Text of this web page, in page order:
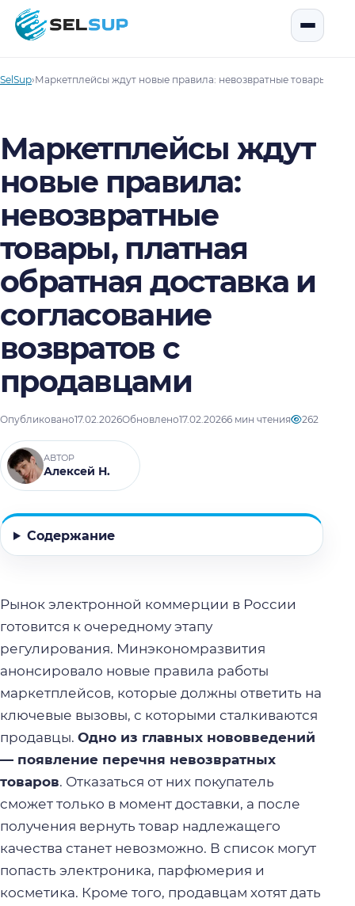
SelSup
SelSup›Маркетплейсы ждут новые правила: невозвратные товары,
Маркетплейсы ждут
новые правила:
невозвратные
товары, платная
обратная доставка и
согласование
возвратов с
продавцами
Опубликовано17.02.2026Обновлено17.02.20266 мин чтения 262
АВТОР
Алексей Н.
Содержание
Рынок электронной коммерции в России
готовится к очередному этапу
регулирования. Минэкономразвития
анонсировало новые правила работы
маркетплейсов, которые должны ответить на
ключевые вызовы, с которыми сталкиваются
продавцы. Одно из главных нововведений
— появление перечня невозвратных
товаров. Отказаться от них покупатель
сможет только в момент доставки, а после
получения вернуть товар надлежащего
качества станет невозможно. В список могут
попасть электроника, парфюмерия и
косметика. Кроме того, продавцам хотят дать